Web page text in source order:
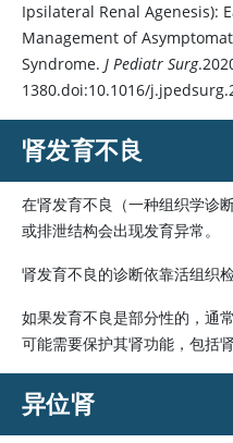
Ipsilateral Renal Agenesis):
Management of
Syndrome. J Pediatr Surg
1380.doi:10.1016/
肾发育不良
在肾发育不良（一种组织学诊
或排泄结构会出现发育异常。
肾发育不良的诊断依靠活组织检
如果发育不良是部分性的，通
可能需要保护其肾功能，包括肾
异位肾